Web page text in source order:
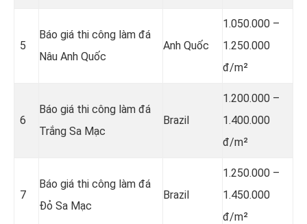
5
Báo giá thi công làm đá
Nâu Anh Quốc
Anh Quốc
1.050.000 –
1.250.000
đ/m²
6
Báo giá thi công làm đá
Trắng Sa Mạc
Brazil
1.200.000 –
1.400.000
đ/m²
7
Báo giá thi công làm đá
Đỏ Sa Mạc
Brazil
1.250.000 –
1.450.000
đ/m²